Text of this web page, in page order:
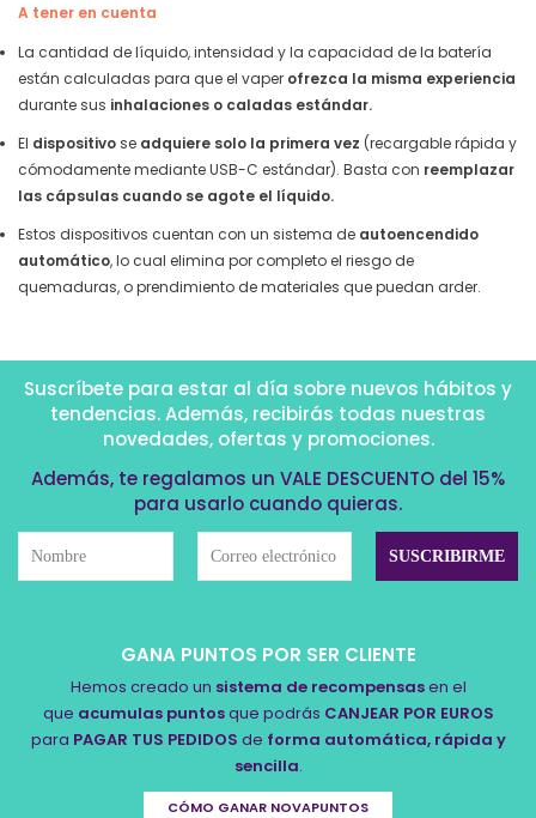
A tener en cuenta
La cantidad de líquido, intensidad y la capacidad de la batería
están calculadas para que el vaper ofrezca la misma experiencia
durante sus inhalaciones o caladas estándar.
El dispositivose adquiere solo la primera vez (recargable rápida y
cómodamente mediante USB-C estándar). Basta con reemplazar
las cápsulas cuando se agote el líquido.
Estos dispositivos cuentan con un sistema de autoencendido
automático, lo cual elimina por completo el riesgo de
quemaduras, o prendimiento de materiales que puedan arder.
Suscríbete para estar al día sobre nuevos hábitos y
tendencias. Además, recibirás todas nuestras
novedades, ofertas y promociones.
Además, te regalamos un VALE DESCUENTO del 15%
para usarlo cuando quieras.
GANA PUNTOS POR SER CLIENTE
Hemos creado un sistema de recompensasen el
que acumulas puntosque podrás CANJEAR POR EUROS
para PAGAR TUS PEDIDOS de forma automática, rápida y
sencilla.
CÓMO GANAR NOVAPUNTOS